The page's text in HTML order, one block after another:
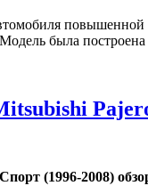
была
(1996-2008)